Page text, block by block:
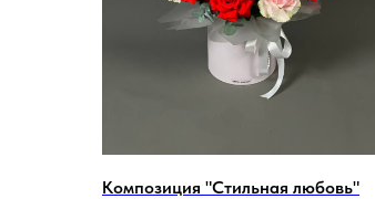
Композиция "Стильная любовь"